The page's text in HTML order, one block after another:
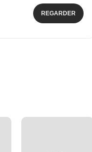
REGARDER